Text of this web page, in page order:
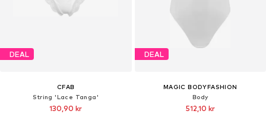
DEAL
CFAB
String 'Lace Tanga'
130,90 kr
DEAL
MAGIC BODYFASHION
Body
512,10 kr